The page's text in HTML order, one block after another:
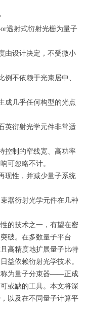
透射式衍射光栅为量子
由设计决定，不受微小
例不依赖于光束居中、
成几乎任何构型的光点
英衍射光学元件非常适
控制的窄线宽、高功率
可忽略不计。
现性，并减少量子系统
器衍射光学元件在几种
的技术之一，有望在密
破。在多数量子平台
高精度地扩展量子比特
益依赖衍射光学技术。
为量子分束器——正成
或缺的工具。本文将深
以及在不同量子计算平